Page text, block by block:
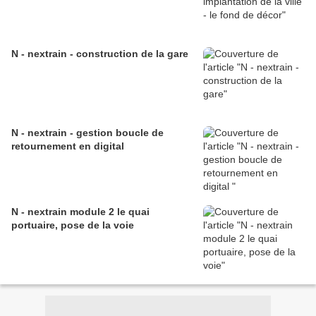
N - nextrain - construction de la gare
N - nextrain - gestion boucle de
retournement en digital
N - nextrain module 2 le quai
portuaire, pose de la voie